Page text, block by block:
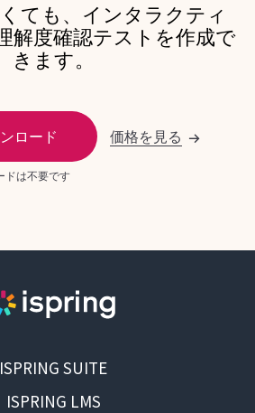
ても、インタラクティ
解度確認テストを作成で
きます。
ロード
ドは不要です
価格を見る →
ISPRING SUITE
ISPRING LMS